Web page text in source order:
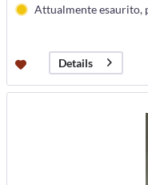
Attualmente esaurito,
Details